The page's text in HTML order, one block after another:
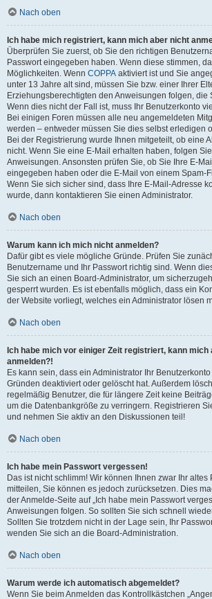
Nach oben
Ich habe mich registriert, kann mich aber nicht
Überprüfen Sie zuerst, ob Sie den richtigen
Passwort eingegeben haben. Wenn diese stimmen,
Möglichkeiten. Wenn COPPA aktiviert ist und Sie
unter 13 Jahre alt sind, müssen Sie bzw. einer Ihrer
Erziehungsberechtigten den Anweisungen folgen, die
Wenn dies nicht der Fall ist, muss Ihr Benutzerkonto
Bei einigen Foren müssen alle neu angemeldeten
werden – entweder müssen Sie dies selbst erledigen
Bei der Registrierung wurde Ihnen mitgeteilt, ob eine
nicht. Wenn Sie eine E-Mail erhalten haben, folgen
Anweisungen. Ansonsten prüfen Sie, ob Sie Ihre E-
eingegeben haben oder die E-Mail von einem Spam-
Wenn Sie sich sicher sind, dass Ihre E-Mail-Adresse
wurde, dann kontaktieren Sie einen Administrator.
Nach oben
Warum kann ich mich nicht anmelden?
Dafür gibt es viele mögliche Gründe. Prüfen Sie
Benutzername und Ihr Passwort richtig sind. Wenn
Sie sich an einen Board-Administrator, um
gesperrt wurden. Es ist ebenfalls möglich, dass ein
der Website vorliegt, welches ein Administrator lösen
Nach oben
Ich habe mich vor einiger Zeit registriert, kann mich
anmelden?!
Es kann sein, dass ein Administrator Ihr
Gründen deaktiviert oder gelöscht hat. Außerdem
regelmäßig Benutzer, die für längere Zeit keine
um die Datenbankgröße zu verringern. Registrieren
und nehmen Sie aktiv an den Diskussionen teil!
Nach oben
Ich habe mein Passwort vergessen!
Das ist nicht schlimm! Wir können Ihnen zwar Ihr altes
mitteilen, Sie können es jedoch zurücksetzen. Dies
der Anmelde-Seite auf „Ich habe mein Passwort
Anweisungen folgen. So sollten Sie sich schnell
Sollten Sie trotzdem nicht in der Lage sein, Ihr
wenden Sie sich an die Board-Administration.
Nach oben
Warum werde ich automatisch abgemeldet?
Wenn Sie beim Anmelden das Kontrollkästchen